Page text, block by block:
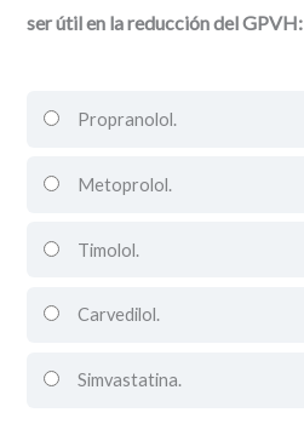
ser útil en la reducción del GPVH:
Propranolol.
Metoprolol.
Timolol.
Carvedilol.
Simvastatina.